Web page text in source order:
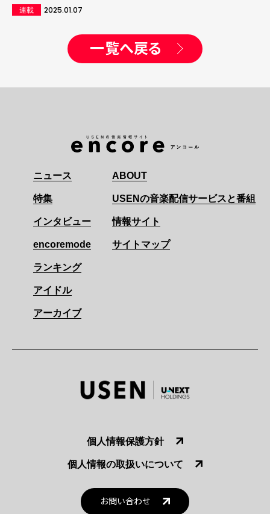
連載 2025.01.07
一覧へ戻る
ニュース
特集
インタビュー
encoremode
ランキング
アイドル
アーカイブ
ABOUT
USENの音楽配信サービスと番組
情報サイト
サイトマップ
個人情報保護方針
個人情報の取扱いについて
お問い合わせ